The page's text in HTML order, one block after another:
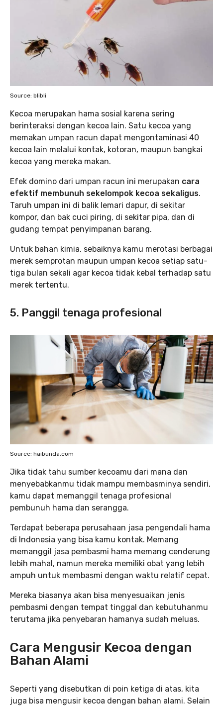
Source: blibli
Kecoa merupakan hama sosial karena sering
berinteraksi dengan kecoa lain. Satu kecoa yang
memakan umpan racun dapat mengontaminasi 40
kecoa lain melalui kontak, kotoran, maupun bangkai
kecoa yang mereka makan.
Efek domino dari umpan racun ini merupakan cara
efektif membunuh sekelompok kecoa sekaligus.
Taruh umpan ini di balik lemari dapur, di sekitar
kompor, dan bak cuci piring, di sekitar pipa, dan di
gudang tempat penyimpanan barang.
Untuk bahan kimia, sebaiknya kamu merotasi berbagai
merek semprotan maupun umpan kecoa setiap satu-
tiga bulan sekali agar kecoa tidak kebal terhadap satu
merek tertentu.
5. Panggil tenaga profesional
Source: haibunda.com
Jika tidak tahu sumber kecoamu dari mana dan
menyebabkanmu tidak mampu membasminya sendiri,
kamu dapat memanggil tenaga profesional
pembunuh hama dan serangga.
Terdapat beberapa perusahaan jasa pengendali hama
di Indonesia yang bisa kamu kontak. Memang
memanggil jasa pembasmi hama memang cenderung
lebih mahal, namun mereka memiliki obat yang lebih
ampuh untuk membasmi dengan waktu relatif cepat.
Mereka biasanya akan bisa menyesuaikan jenis
pembasmi dengan tempat tinggal dan kebutuhanmu
terutama jika penyebaran hamanya sudah meluas.
Cara Mengusir Kecoa dengan
Bahan Alami
Seperti yang disebutkan di poin ketiga di atas, kita
juga bisa mengusir kecoa dengan bahan alami. Selain